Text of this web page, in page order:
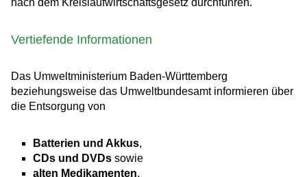
nach dem Kreislaufwirtschaftsgesetz durchführen.
Vertiefende Informationen
Das Umweltministerium Baden-Württemberg
beziehungsweise das Umweltbundesamt informieren über
die Entsorgung von
Batterien und Akkus,
CDs und DVDs sowie
alten Medikamenten.